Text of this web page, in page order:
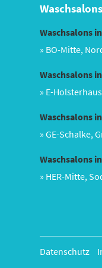
Waschsalons
» BO-Mitte,
Waschsalons
» E-
Waschsalons
» GE-Schalke,
Waschsalons
» HER-Mitte,
Datenschutz